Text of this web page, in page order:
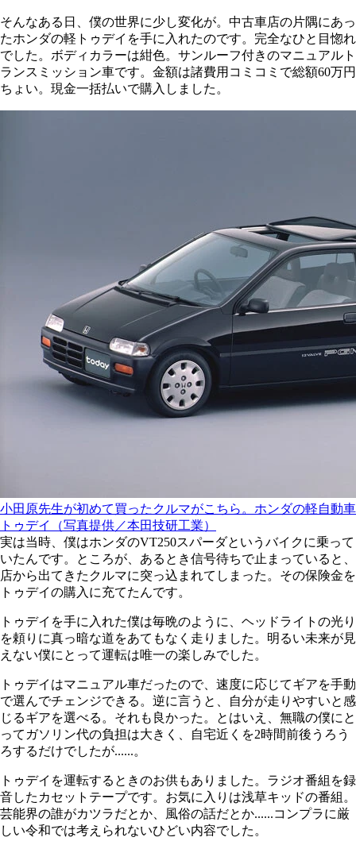
そんなある日、僕の世界に少し変化が。中古車店の片隅にあっ
たホンダの軽トゥデイを手に入れたのです。完全なひと目惚れ
でした。ボディカラーは紺色。サンルーフ付きのマニュアルト
ランスミッション車です。金額は諸費用コミコミで総額60万円
ちょい。現金一括払いで購入しました。
小田原先生が初めて買ったクルマがこちら。ホンダの軽自動車
トゥデイ（写真提供／本田技研工業）
実は当時、僕はホンダのVT250スパーダというバイクに乗って
いたんです。ところが、あるとき信号待ちで止まっていると、
店から出てきたクルマに突っ込まれてしまった。その保険金を
トゥデイの購入に充てたんです。
トゥデイを手に入れた僕は毎晩のように、ヘッドライトの光り
を頼りに真っ暗な道をあてもなく走りました。明るい未来が見
えない僕にとって運転は唯一の楽しみでした。
トゥデイはマニュアル車だったので、速度に応じてギアを手動
で選んでチェンジできる。逆に言うと、自分が走りやすいと感
じるギアを選べる。それも良かった。とはいえ、無職の僕にと
ってガソリン代の負担は大きく、自宅近くを2時間前後うろう
ろするだけでしたが......。
トゥデイを運転するときのお供もありました。ラジオ番組を録
音したカセットテープです。お気に入りは浅草キッドの番組。
芸能界の誰がカツラだとか、風俗の話だとか......コンプラに厳
しい令和では考えられないひどい内容でした。